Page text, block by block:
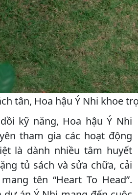
tân, Hoa hậu Ý Nhi khoe
kỹ năng, Hoa hậu Ý Nhi
tham gia các hoạt động
là dành nhiều tâm huyết
tủ sách và sửa chữa, cải
tên “Heart To Head”.